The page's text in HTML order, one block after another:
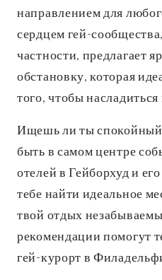
направлением для
сердцем гей-
частности, предлагает
обстановку, которая
того, чтобы
Ищешь ли ты
быть в самом центре
отелей в Гейборхуд и
тебе найти идеальное
твой отдых
рекомендации помогут
гей-курорт в